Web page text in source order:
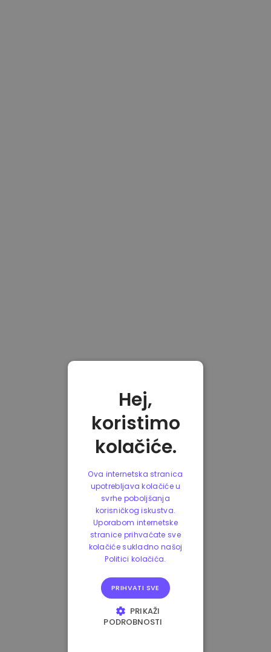
Hej,
koristimo
kolačiće.
Ova internetska stranica
upotrebljava kolačiće u
svrhe poboljšanja
korisničkog iskustva.
Uporabom internetske
stranice prihvaćate sve
kolačiće sukladno našoj
Politici kolačića.
PRIHVATI SVE
PRIKAŽI
PODROBNOSTI